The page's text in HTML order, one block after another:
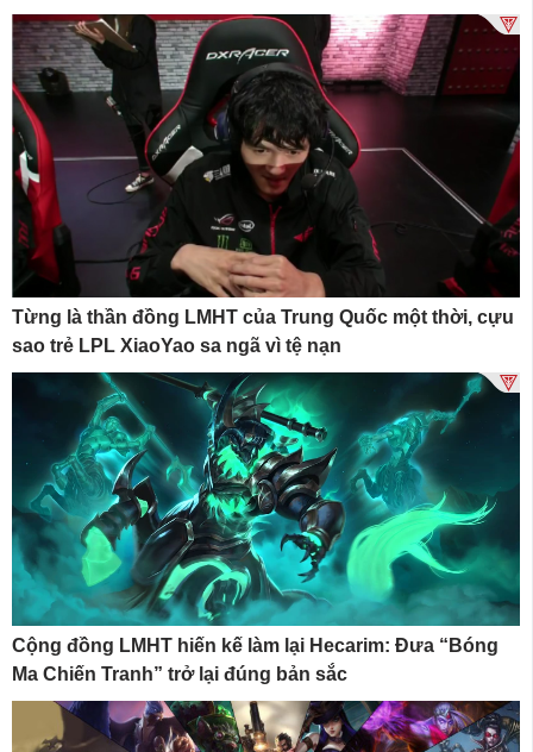
Từng là thần đồng LMHT của Trung Quốc một thời, cựu
sao trẻ LPL XiaoYao sa ngã vì tệ nạn
Cộng đồng LMHT hiến kế làm lại Hecarim: Đưa “Bóng
Ma Chiến Tranh” trở lại đúng bản sắc